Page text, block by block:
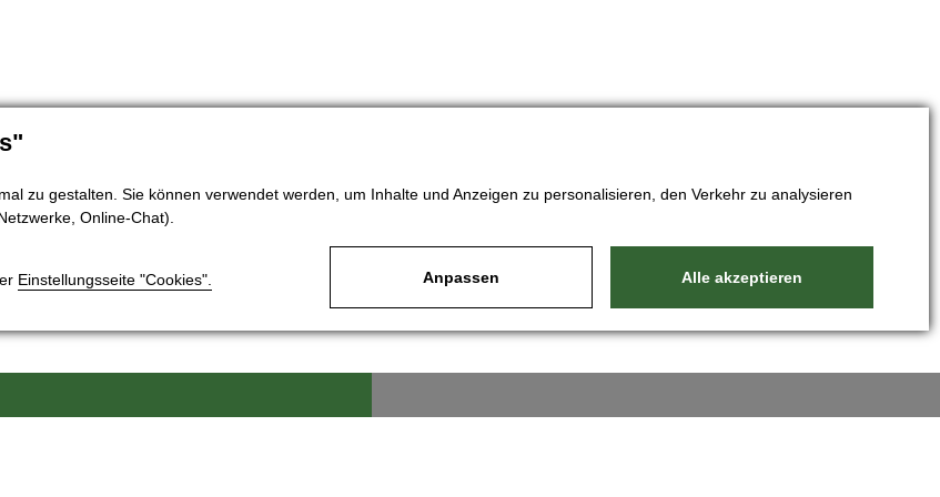
zu gestalten. Sie können verwendet werden, um Inhalte und Anzeigen zu personalisieren, den Verkehr zu analysieren
Online-Chat).
Einstellungsseite "Cookies". Anpassen Alle akzeptieren